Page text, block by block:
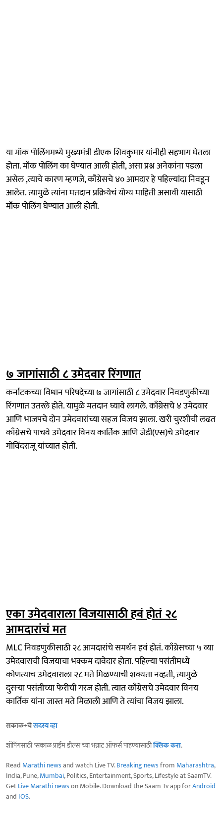
या मॉक पोलिंगमध्ये मुख्यमंत्री डीएक शिवकुमार यांनीही सहभाग घेतला
होता. मॉक पोलिंग का घेण्यात आली होती, असा प्रश्न अनेकांना पडला
असेल ,त्याचे कारण म्हणजे, काँग्रेसचे ४० आमदार हे पहिल्यांदा निवडून
आलेत. त्यामुळे त्यांना मतदान प्रक्रियेचं योग्य माहिती असावी यासाठी
मॉक पोलिंग घेण्यात आली होती.
७ जागांसाठी ८ उमेदवार रिंगणात
कर्नाटकच्या विधान परिषदेच्या ७ जागांसाठी ८ उमेदवार निवडणुकीच्या
रिंगणात उतरले होते. यामुळे मतदान घ्यावे लागले. काँग्रेसचे ४ उमेदवार
आणि भाजपचे दोन उमेदवारांच्या सहज विजय झाला. खरी चुरशीची लढत
काँग्रेसचे पाचवे उमेदवार विनय कार्तिक आणि जेडी(एस)चे उमेदवार
गोविंदराजू यांच्यात होती.
एका उमेदवाराला विजयासाठी हवं होतं २८
आमदारांचं मत
MLC निवडणुकीसाठी २८ आमदारांचे समर्थन हवं होतं. काँग्रेसच्या ५ व्या
उमेदवाराची विजयाचा भक्कम दावेदार होता. पहिल्या पसंतीमध्ये
कोणत्याच उमेदवाराला २८ मते मिळण्याची शक्यता नव्हती, त्यामुळे
दुसऱ्या पसंतीच्या फेरीची गरज होती. त्यात काँग्रेसचे उमेदवार विनय
कार्तिक यांना जास्त मते मिळाली आणि ते त्यांचा विजय झाला.
सकाळ+चेसदस्य व्हा
शॉपिंगसाठी 'सकाळ प्राईम डील्स'च्या भन्नाट ऑफर्स पाहण्यासाठीक्लिक करा.
Read Marathi newsand watch Live TV.Breaking newsfrom Maharashtra,
India, Pune,Mumbai, Politics, Entertainment, Sports, Lifestyle at SaamTV.
GetLive Marathi newson Mobile. Download the Saam Tv app forAndroid
and IOS.